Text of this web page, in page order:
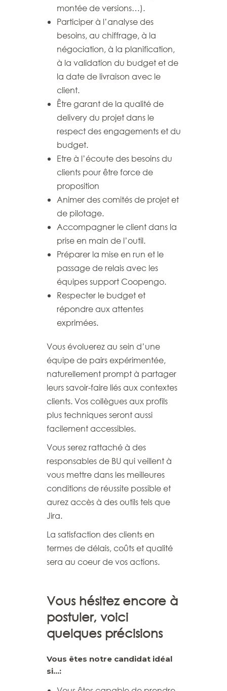
montée de versions…).
Participerà l’analyse des
besoins,au chiffrage, à la
négociation, à la planification,
à la validation du budget et de
la date de livraison avec le
client.
Être garant de la qualité de
delivery du projet dans le
respect des engagementset du
budget.
Etre à l’écoute des besoins du
clients pour être force de
proposition
Animer des comités de projet et
de pilotage.
Accompagner le client dans la
prise en main de l’outil.
Préparer la mise en run et le
passage de relais avec les
équipes support Coopengo.
Respecter le budget et
répondre aux attentes
exprimées.
Vous évoluerez au sein d’une
équipe de pairs expérimentée,
naturellement prompt à partager
leurs savoir-faire liés aux contextes
clients. Vos collègues aux profils
plus techniques seront aussi
facilement accessibles.
Vous serez rattaché à des
responsables de BU qui veillent à
vous mettre dans les meilleures
conditions de réussite possible et
aurez accès à des outils tels que
Jira.
La satisfaction des clients en
termes de délais, coûts et qualité
sera au coeur de vos actions.
Vous hésitez encore à
postuler, voici
quelques précisions
Vous êtes notre candidat idéal
si…: